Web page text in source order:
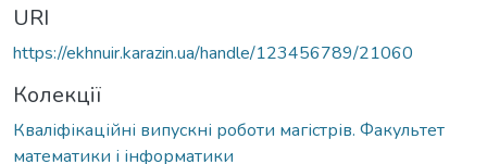
URI
https://ekhnuir.karazin.ua/handle/123456789/21060
Колекції
Кваліфікаційні випускні роботи магістрів. Факультет
математики і інформатики